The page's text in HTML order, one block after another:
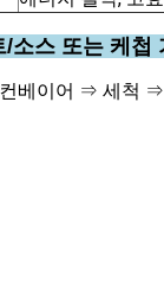
/소스 또는 케첩
베이어 ⇒ 세척